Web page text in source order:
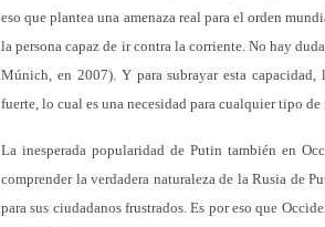
eso que plantea una amenaza real para el orden
la persona capaz de ir contra la corriente. No hay
Múnich, en 2007). Y para subrayar esta
fuerte, lo cual es una necesidad para cualquier tipo
La inesperada popularidad de Putin también en
comprender la verdadera naturaleza de la Rusia de
para sus ciudadanos frustrados. Es por eso que